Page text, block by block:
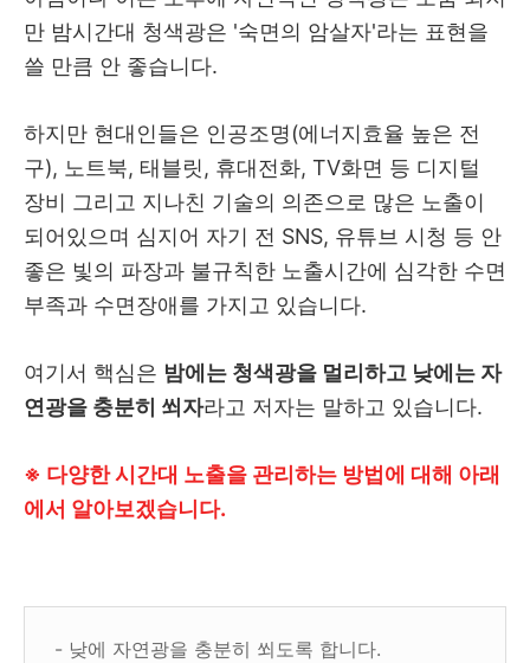
만 밤시간대 청색광은 '숙면의 암살자'라는 표현을
쓸 만큼 안 좋습니다.
하지만 현대인들은 인공조명(에너지효율 높은 전
구), 노트북, 태블릿, 휴대전화, TV화면 등 디지털
장비 그리고 지나친 기술의 의존으로 많은 노출이
되어있으며 심지어 자기 전 SNS, 유튜브 시청 등 안
좋은 빛의 파장과 불규칙한 노출시간에 심각한 수면
부족과 수면장애를 가지고 있습니다.
여기서 핵심은 밤에는 청색광을 멀리하고 낮에는 자
연광을 충분히 쐬자라고 저자는 말하고 있습니다.
※ 다양한 시간대 노출을 관리하는 방법에 대해 아래
에서 알아보겠습니다.
- 낮에 자연광을 충분히 쐬도록 합니다.